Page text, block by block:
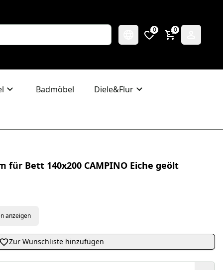
0 0
Badmöbel Diele&Flur
für Bett 140x200 CAMPINO Eiche geölt
anzeigen
Zur Wunschliste hinzufügen